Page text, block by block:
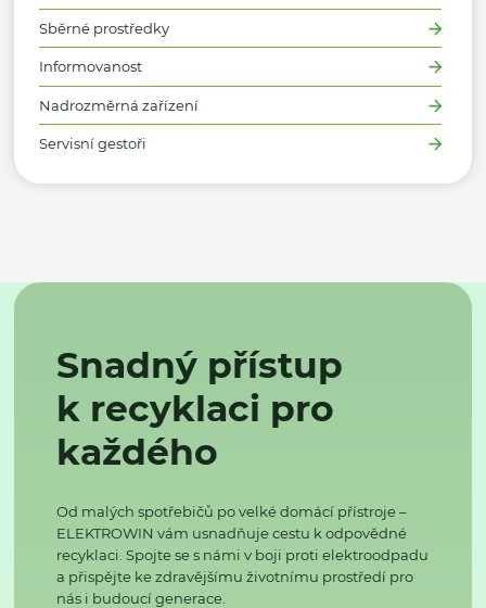
Sběrné prostředky
Informovanost
Nadrozměrná zařízení
Servisní gestoři
Snadný přístup
k recyklaci pro
každého
Od malých spotřebičů po velké domácí přístroje –
ELEKTROWIN vám usnadňuje cestu k odpovědné
recyklaci. Spojte se s námi v boji proti elektroodpadu
a přispějte ke zdravějšímu životnímu prostředí pro
nás i budoucí generace.